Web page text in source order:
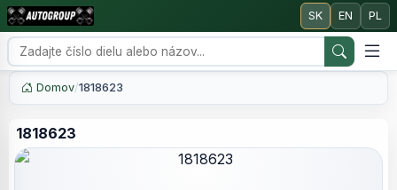
SK EN PL
Domov/1818623
1818623